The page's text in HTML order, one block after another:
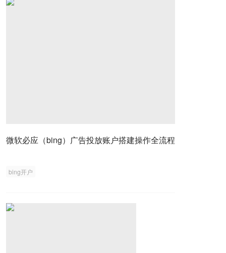
微软必应（bing）广告投放账户搭建操作全流程
bing开户